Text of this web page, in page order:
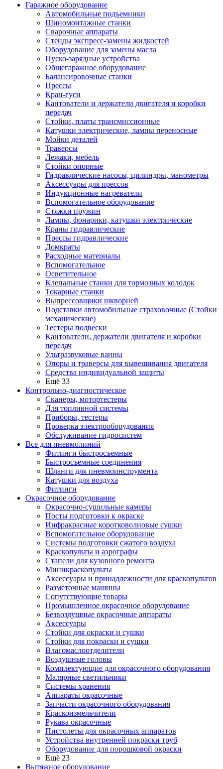
Гаражное оборудование
Автомобильные подъемники
Шиномонтажные станки
Сварочные аппараты
Стенды экспресс-замены жидкостей
Оборудование для замены масла
Пуско-зарядные устройства
Общегаражное оборудование
Балансировочные станки
Прессы
Кран-гуси
Кантователи и держатели двигателя и коробки
передач
Стойки, платы трансмиссионные
Катушки электрические, лампы переносные
Мойки деталей
Траверсы
Лежаки, мебель
Стойки опорные
Гидравлические насосы, цилиндры, манометры
Аксессуары для прессов
Индукционные нагреватели
Вспомогательное оборудование
Стяжки пружин
Лампы, фонарики, катушки электрические
Краны гидравлические
Прессы гидравлические
Домкраты
Расходные материалы
Вспомогательное
Осветительное
Клепальные станки для тормозных колодок
Токарные станки
Выпрессовщики шкворней
Подставки автомобильные страховочные (Стойки
механические)
Тестеры подвески
Кантователи, держатели двигателя и коробки
передач
Ультразвуковые ванны
Опоры и траверсы для вывешивания двигателя
Средства индивидуальной защиты
Ещё 33
Контрольно-диагностическое
Сканеры, мотортестеры
Для топливной системы
Приборы, тестеры
Проверка электрооборудования
Обслуживание гидросистем
Все для пневмолиний
Фитинги быстросъемные
Быстросъемные соединения
Шланги для пневмоинструмента
Катушки для воздуха
Фитинги
Окрасочное оборудование
Окрасочно-сушильные камеры
Посты подготовки к окраске
Инфракрасные коротковолновые сушки
Вспомогательное оборудование
Системы подготовки сжатого воздуха
Краскопульты и аэрографы
Стапели для кузовного ремонта
Миникраскопульты
Аксессуары и принадлежности для краскопультов
Разметочные машины
Сопутствующие товары
Промышленное окрасочное оборудование
Безвоздушные окрасочные аппараты
Аксессуары
Стойки для окраски и сушки
Стойки для покраски и сушки
Влагомаслоотделители
Воздушные головы
Комплектующие для окрасочного оборудования
Малярные светильники
Системы хранения
Аппараты окрасочные
Запчасти окрасочного оборудования
Краскоизмельчители
Рукава окрасочные
Пистолеты для окрасочных аппаратов
Устройства внутренней покраски труб
Оборудование для порошковой окраски
Ещё 23
Вытяжное оборудование